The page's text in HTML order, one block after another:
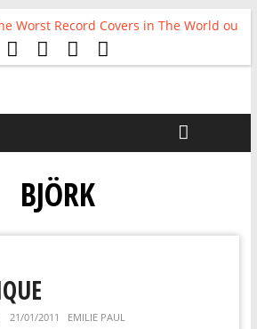
Worst Record Covers in The World ou
rire du pire
2026 : C’est dans les vieux pots
The First Time, Again : Tyler Ballgame
BJÖRK
21/01/2011 EMILIE PAUL